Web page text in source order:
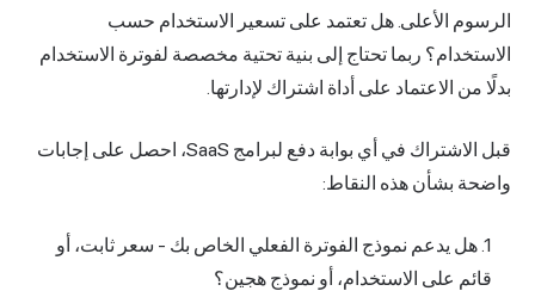
الرسوم الأعلى. هل تعتمد على تسعير الاستخدام حسب
الاستخدام؟ ربما تحتاج إلى بنية تحتية مخصصة لفوترة الاستخدام
بدلًا من الاعتماد على أداة اشتراك لإدارتها.
قبل الاشتراك في أي بوابة دفع لبرامج SaaS، احصل على إجابات
واضحة بشأن هذه النقاط:
هل يدعم نموذج الفوترة الفعلي الخاص بك - سعر ثابت، أو
قائم على الاستخدام، أو نموذج هجين؟